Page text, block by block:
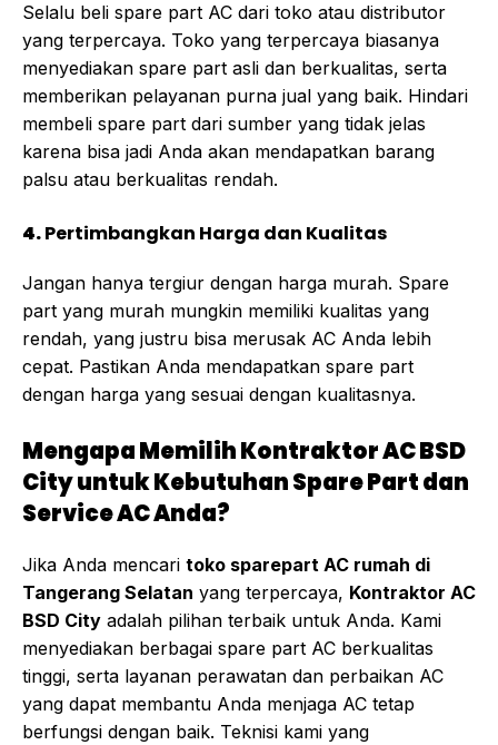
Selalu beli spare part AC dari toko atau distributor
yang terpercaya. Toko yang terpercaya biasanya
menyediakan spare part asli dan berkualitas, serta
memberikan pelayanan purna jual yang baik. Hindari
membeli spare part dari sumber yang tidak jelas
karena bisa jadi Anda akan mendapatkan barang
palsu atau berkualitas rendah.
4.Pertimbangkan Harga dan Kualitas
Jangan hanya tergiur dengan harga murah. Spare
part yang murah mungkin memiliki kualitas yang
rendah, yang justru bisa merusak AC Anda lebih
cepat. Pastikan Anda mendapatkan spare part
dengan harga yang sesuai dengan kualitasnya.
Mengapa Memilih Kontraktor AC BSD
City untuk Kebutuhan Spare Part dan
Service AC Anda?
Jika Anda mencari toko sparepart AC rumah di
Tangerang Selatan yang terpercaya, Kontraktor AC
BSD City adalah pilihan terbaik untuk Anda. Kami
menyediakan berbagai spare part AC berkualitas
tinggi, serta layanan perawatan dan perbaikan AC
yang dapat membantu Anda menjaga AC tetap
berfungsi dengan baik. Teknisi kami yang